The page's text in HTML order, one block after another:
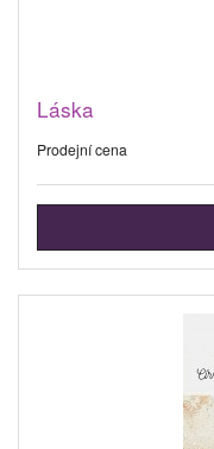
Láska
Prodejní cena